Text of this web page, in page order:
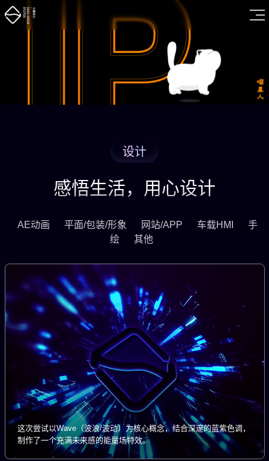
设计
感悟生活，用心设计
AE动画 平面/包装/形象 网站/APP 车载HMI
手
绘
其他
这次尝试以Wave（波浪/波动）为核心概念，结合深邃的蓝紫色调，
制作了一个充满未来感的能量场特效。